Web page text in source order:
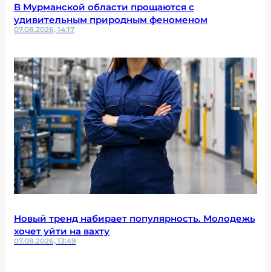
В Мурманской области прощаются с
удивительным природным феноменом
07.08.2026, 14:17
Новый тренд набирает популярность. Молодежь
хочет уйти на вахту
07.08.2026, 13:49